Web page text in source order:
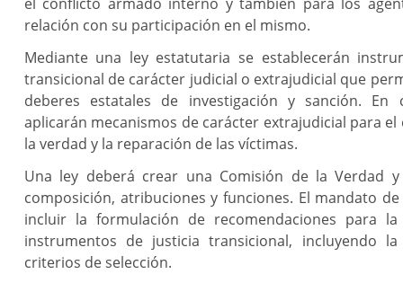
relación con su participación en el mismo.
Mediante una ley estatutaria se establecerán
transicional de carácter judicial o extrajudicial que
deberes estatales de investigación y sanción. En
aplicarán mecanismos de carácter extrajudicial para
la verdad y la reparación de las víctimas.
Una ley deberá crear una Comisión de la Verdad
composición, atribuciones y funciones. El mandato
incluir la formulación de recomendaciones para
instrumentos de justicia transicional, incluyendo
criterios de selección.